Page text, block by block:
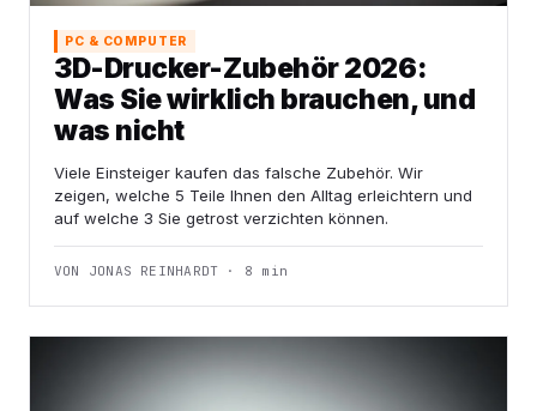
PC & COMPUTER
3D-Drucker-Zubehör 2026:
Was Sie wirklich brauchen, und
was nicht
Viele Einsteiger kaufen das falsche Zubehör. Wir
zeigen, welche 5 Teile Ihnen den Alltag erleichtern und
auf welche 3 Sie getrost verzichten können.
VON JONAS REINHARDT · 8 min